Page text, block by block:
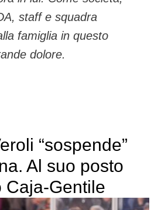
staff e squadra
famiglia in questo
dolore.
“sospende”
Al suo posto
Caja-Gentile